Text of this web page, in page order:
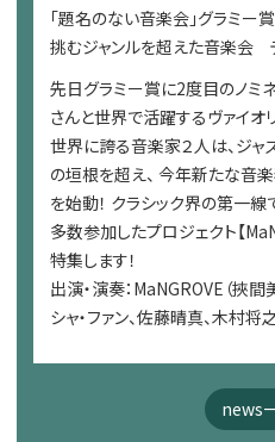
「題名のない音楽会」グラミ
挑むジャンルを超えた音楽会
先日グラミー賞に2度目のノミ
さんと世界で活躍するヴァイオ
世界に誇る音楽家２人は、ジャ
の垣根を超え、 今年新たな音
を始動！ クラシック界の第一
多数参加したプロジェクト【
特集します！
出演・演奏：MaNGROVE（挾
シャ・ファン、佐藤晴真、木村将之
news